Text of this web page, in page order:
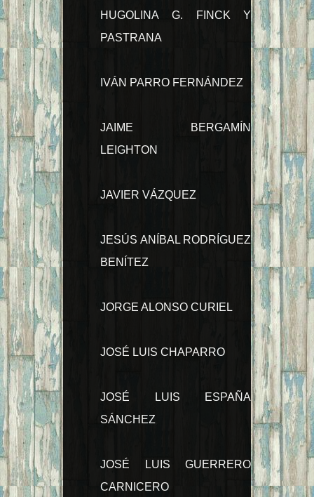
HUGOLINA G. FINCK Y
PASTRANA
IVÁN PARRO FERNÁNDEZ
JAIME BERGAMÍN
LEIGHTON
JAVIER VÁZQUEZ
JESÚS ANÍBAL RODRÍGUEZ
BENÍTEZ
JORGE ALONSO CURIEL
JOSÉ LUIS CHAPARRO
JOSÉ LUIS ESPAÑA
SÁNCHEZ
JOSÉ LUIS GUERRERO
CARNICERO